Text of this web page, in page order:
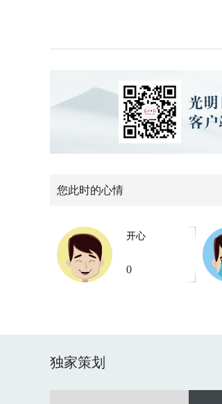
您此时的心情
开心
0
独家策划